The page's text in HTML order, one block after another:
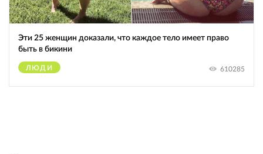
Эти 25 женщин доказали, что каждое тело имеет право
быть в бикини
ЛЮДИ 610285